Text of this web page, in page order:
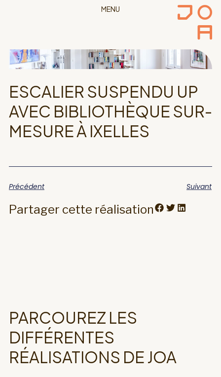
MENU
ESCALIER SUSPENDU UP
AVEC BIBLIOTHÈQUE SUR-
MESURE À IXELLES
Précédent Suivant
Partager cette réalisation
PARCOUREZ LES
DIFFÉRENTES
RÉALISATIONS DE JOA